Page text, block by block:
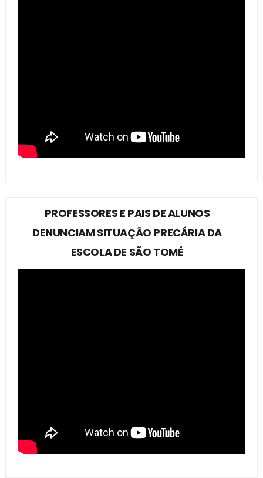
PROFESSORES E PAIS DE ALUNOS
DENUNCIAM SITUAÇÃO PRECÁRIA DA
ESCOLA DE SÃO TOMÉ